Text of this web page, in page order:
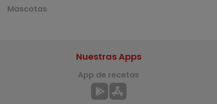
Mascotas
Nuestras Apps
App de recetas